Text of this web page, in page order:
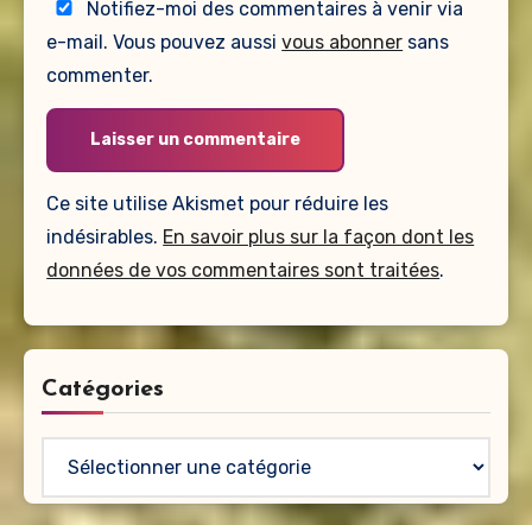
Notifiez-moi des commentaires à venir via
e-mail. Vous pouvez aussivous abonner sans
commenter.
Ce site utilise Akismet pour réduire les
indésirables. En savoir plus sur la façon dont les
données de vos commentaires sont traitées.
Catégories